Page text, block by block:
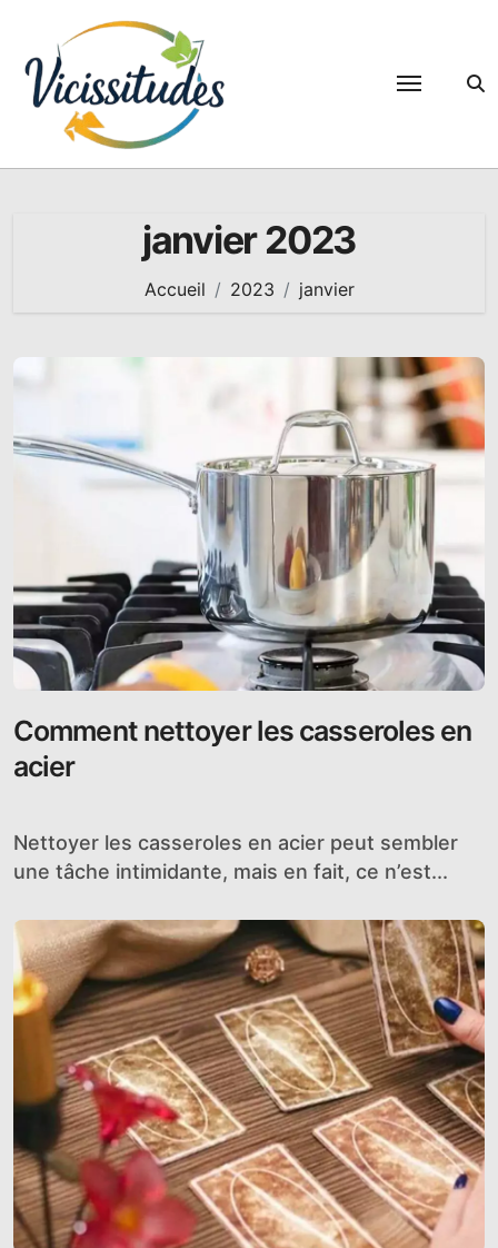
contenu
janvier 2023
Accueil 2023 janvier
Comment nettoyer les casseroles en
acier
Nettoyer les casseroles en acier peut sembler
une tâche intimidante, mais en fait, ce n’est...